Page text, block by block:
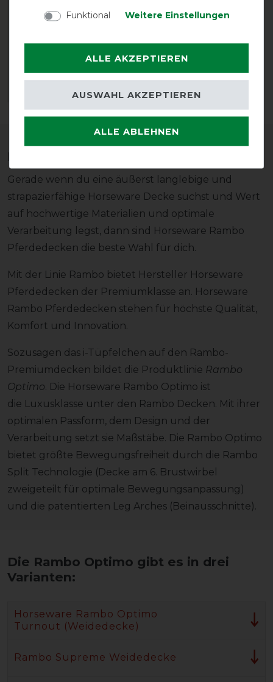
Optimo Stable Rug 200g
- Navy/Burgundy, Teal &
ARTIKEL MERKEN
Horseware Rambo Optimo
Gerade wenn du eine äußerst langlebige und
strapazierfähige Horseware Decke suchst und Wert
auf hochwertige Materialien und optimale
Verarbeitung legst, dann sind Horseware Rambo
Pferdedecken die beste Wahl für dich.
Mit der Linie Rambo bietet Hersteller Horseware
Pferdedecken der Premiumklasse an. Horseware
Rambo Pferdedecken stehen für höchste Qualität,
Komfort und Innovation.
Sozusagen das i-Tüpfelchen auf den Rambo-
Premiumdecken bildet die Produktlinie Rambo
Optimo. Die Horseware Rambo Optimo ist
die Luxusklasse unter den Rambo Decken. Mit ihrer
optimalen Passform, dem Design und der
Verarbeitung setzt sie Maßstäbe. Die Rambo Optimo
bietet größte Bewegungsfreiheit durch die Rambo
Split Technologie (Decke am 6. Brustwirbel
zweigeteilt für optimale Bewegungsanpassung)
und die patentierten Leg Arches (Beinausschnitte).
Die Rambo Optimo gibt es in drei
Varianten:
Horseware Rambo Optimo
Turnout (Weidedecke)
Rambo Supreme Weidedecke
Funktional
Weitere Einstellungen
ALLE AKZEPTIEREN
ALLE ABLEHNEN
AUSWAHL AKZEPTIEREN